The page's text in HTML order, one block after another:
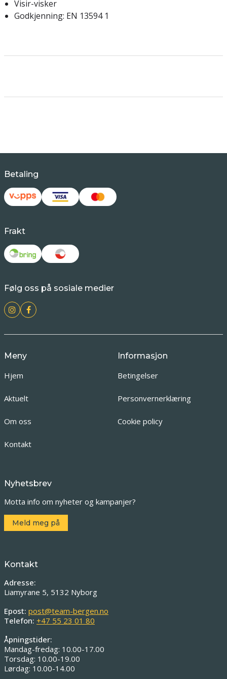
Visir-visker
Godkjenning: EN 13594 1
Betaling
Frakt
Følg oss på sosiale medier
Meny
Hjem
Aktuelt
Om oss
Kontakt
Informasjon
Betingelser
Personvernerklæring
Cookie policy
Nyhetsbrev
Motta info om nyheter og kampanjer?
Meld meg på
Kontakt
Adresse:
Liamyrane 5, 5132 Nyborg
Epost: post@team-bergen.no
Telefon: +47 55 23 01 80
Åpningstider:
Mandag-fredag: 10.00-17.00
Torsdag: 10.00-19.00
Lørdag: 10.00-14.00